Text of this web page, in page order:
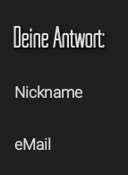
Deine Antwort:
Nickname
eMail